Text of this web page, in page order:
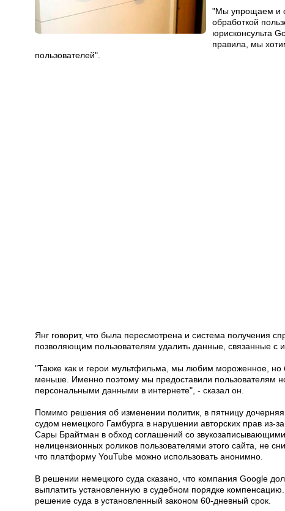
"Мы упрощаем и
обработкой
юрисконсульта
правила, мы
пользователей".
Янг говорит, что была пересмотрена и система получения
позволяющим пользователям удалить данные, связанные с
"Также как и герои мультфильма, мы любим мороженное, но
меньше. Именно поэтому мы предоставили пользователям
персональными данными в интернете", - сказал он.
Помимо решения об изменении политик, в пятницу
судом немецкого Гамбурга в нарушении авторских прав
Сары Брайтман в обход соглашений со
нелицензионных роликов пользователями этого сайта, не
что платформу YouTube можно использовать анонимно.
В решении немецкого суда сказано, что компания Google
выплатить установленную в судебном порядке
решение суда в установленный законом 60-дневный срок.